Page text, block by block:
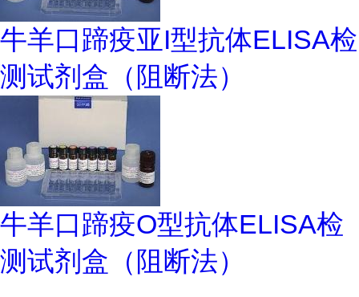
牛羊口蹄疫亚I型抗体ELISA检
测试剂盒（阻断法）
牛羊口蹄疫O型抗体ELISA检
测试剂盒（阻断法）